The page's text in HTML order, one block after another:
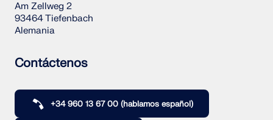
Am Zellweg 2
93464 Tiefenbach
Alemania
Contáctenos
+34 960 13 67 00 (hablamos español)